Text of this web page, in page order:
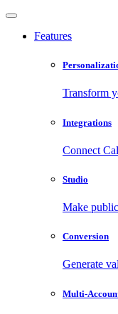
Features
Transform
Integrations
Connect
Studio
Make
Conversion
Generate
Multi-